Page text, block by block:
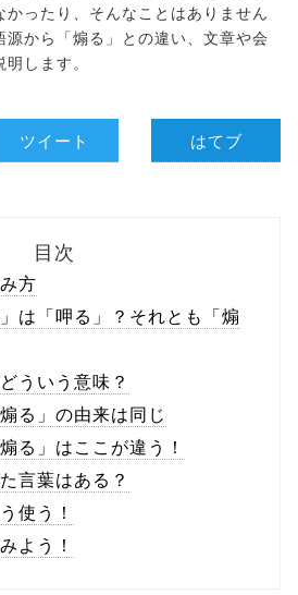
ったり、そんなことはありません
から「煽る」との違い、文章や会
します。
ツイート はてブ
目次
方
は「呷る」？それとも「煽
ういう意味？
る」の由来は同じ
る」はここが違う！
言葉はある？
使う！
よう！